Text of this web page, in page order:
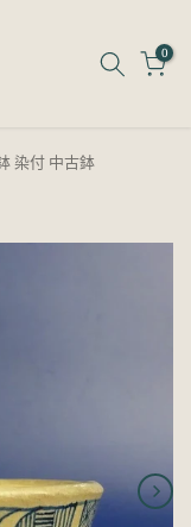
0
染付 中古鉢